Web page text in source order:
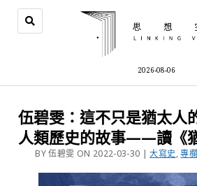
2026-08-06
伍碧雯：這不只是猶太人
人類歷史的故事——讀《
BY 伍碧雯 ON 2022-03-30 |大寫史,專欄